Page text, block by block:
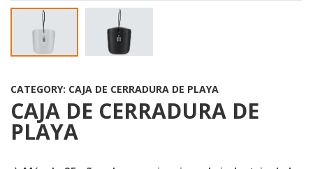
CATEGORY: CAJA DE CERRADURA DE PLAYA
CAJA DE CERRADURA DE
PLAYA